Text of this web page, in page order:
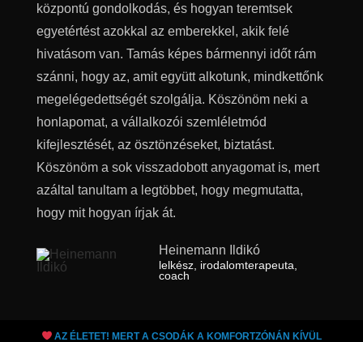
központú gondolkodás, és hogyan teremtsek
egyetértést azokkal az emberekkel, akik felé
hivatásom van. Tamás képes bármennyi időt rám
szánni, hogy az, amit együtt alkotunk, mindkettőnk
megelégedettségét szolgálja. Köszönöm neki a
honlapomat, a vállalkozói szemléletmód
kifejlesztését, az ösztönzéseket, biztatást.
Köszönöm a sok visszadobott anyagomat is, mert
azáltal tanultam a legtöbbet, hogy megmutatta,
hogy mit hogyan írjak át.
Heinemann Ildikó
lelkész, irodalomterapeuta,
coach
AZ ÉLETET! MERT A CSODÁK A KOMFORTZÓNÁN KÍVÜL